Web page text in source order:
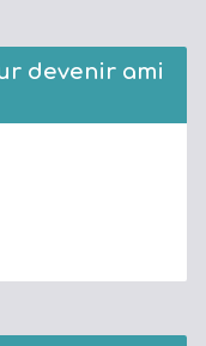
devenir ami